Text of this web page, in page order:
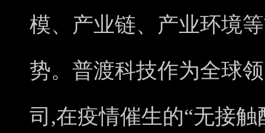
模、产业链、产业环境
势。普渡科技作为全球
司,在疫情催生的“无接